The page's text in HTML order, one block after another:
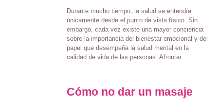
Durante mucho tiempo, la salud se entendía
únicamente desde el punto de vista físico. Sin
embargo, cada vez existe una mayor conciencia
sobre la importancia del bienestar emocional y del
papel que desempeña la salud mental en la
calidad de vida de las personas. Afrontar
Cómo no dar un masaje